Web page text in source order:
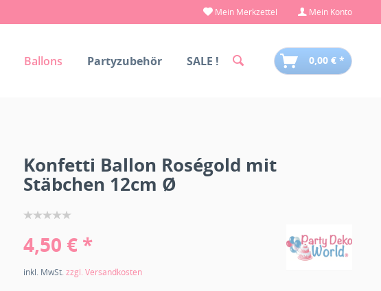
Mein Merkzettel Mein Konto
Ballons Partyzubehör SALE ! 0,00 € *
Konfetti Ballon Roségold mit
Stäbchen 12cm Ø
4,50 € *
inkl. MwSt.zzgl. Versandkosten